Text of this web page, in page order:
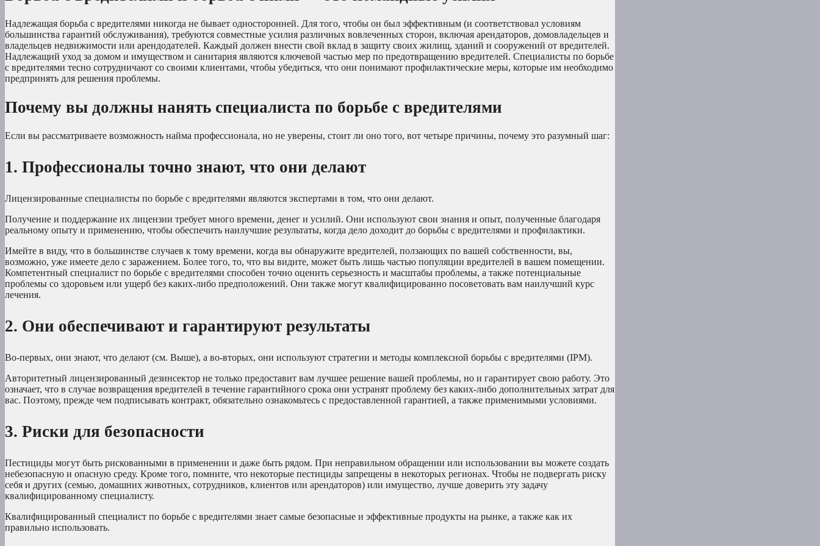
Надлежащая борьба с вредителями никогда не бывает односторонней. Для того, чтобы он был эффективным (и соответствовал условиям
большинства гарантий обслуживания), требуются совместные усилия различных вовлеченных сторон, включая арендаторов, домовладельцев и
владельцев недвижимости или арендодателей. Каждый должен внести свой вклад в защиту своих жилищ, зданий и сооружений от вредителей.
Надлежащий уход за домом и имуществом и санитария являются ключевой частью мер по предотвращению вредителей. Специалисты по борьбе
с вредителями тесно сотрудничают со своими клиентами, чтобы убедиться, что они понимают профилактические меры, которые им необходимо
предпринять для решения проблемы.
Почему вы должны нанять специалиста по борьбе с вредителями
Если вы рассматриваете возможность найма профессионала, но не уверены, стоит ли оно того, вот четыре причины, почему это разумный шаг:
1. Профессионалы точно знают, что они делают
Лицензированные специалисты по борьбе с вредителями являются экспертами в том, что они делают.
Получение и поддержание их лицензии требует много времени, денег и усилий. Они используют свои знания и опыт, полученные благодаря
реальному опыту и применению, чтобы обеспечить наилучшие результаты, когда дело доходит до борьбы с вредителями и профилактики.
Имейте в виду, что в большинстве случаев к тому времени, когда вы обнаружите вредителей, ползающих по вашей собственности, вы,
возможно, уже имеете дело с заражением. Более того, то, что вы видите, может быть лишь частью популяции вредителей в вашем помещении.
Компетентный специалист по борьбе с вредителями способен точно оценить серьезность и масштабы проблемы, а также потенциальные
проблемы со здоровьем или ущерб без каких-либо предположений. Они также могут квалифицированно посоветовать вам наилучший курс
лечения.
2. Они обеспечивают и гарантируют результаты
Во-первых, они знают, что делают (см. Выше), а во-вторых, они используют стратегии и методы комплексной борьбы с вредителями (IPM).
Авторитетный лицензированный дезинсектор не только предоставит вам лучшее решение вашей проблемы, но и гарантирует свою работу. Это
означает, что в случае возвращения вредителей в течение гарантийного срока они устранят проблему без каких-либо дополнительных затрат для
вас. Поэтому, прежде чем подписывать контракт, обязательно ознакомьтесь с предоставленной гарантией, а также применимыми условиями.
3. Риски для безопасности
Пестициды могут быть рискованными в применении и даже быть рядом. При неправильном обращении или использовании вы можете создать
небезопасную и опасную среду. Кроме того, помните, что некоторые пестициды запрещены в некоторых регионах. Чтобы не подвергать риску
себя и других (семью, домашних животных, сотрудников, клиентов или арендаторов) или имущество, лучше доверить эту задачу
квалифицированному специалисту.
Квалифицированный специалист по борьбе с вредителями знает самые безопасные и эффективные продукты на рынке, а также как их
правильно использовать.